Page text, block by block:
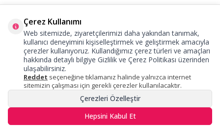
Çerez Kullanımı
Web sitemizde, ziyaretçilerimizi daha yakından tanımak,
kullanıcı deneyimini kişiselleştirmek ve geliştirmek amacıyla
çerezler kullanıyoruz. Kullandığımız çerez türleri ve amaçları
hakkında detaylı bilgiye Gizlilik ve Çerez Politikası üzerinden
ulaşabilirsiniz.
Reddet seçeneğine tıklamanız halinde yalnızca internet
sitemizin çalışması için gerekli çerezler kullanılacaktır.
Çerezleri Özelleştir
Hepsini Kabul Et